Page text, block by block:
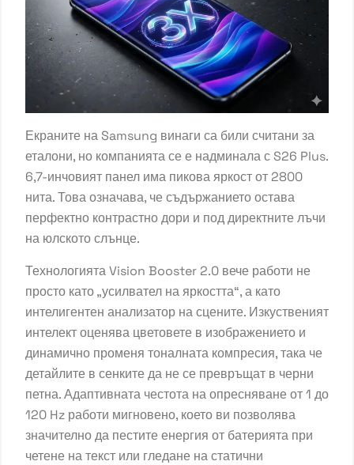
Екраните на Samsung винаги са били считани за
еталони, но компанията се е надминала с S26 Plus.
6,7-инчовият панел има пикова яркост от 2800
нита. Това означава, че съдържанието остава
перфектно контрастно дори и под директните лъчи
на юлското слънце.
Технологията Vision Booster 2.0 вече работи не
просто като „усилвател на яркостта“, а като
интелигентен анализатор на сцените. Изкуственият
интелект оценява цветовете в изображението и
динамично променя тоналната компресия, така че
детайлите в сенките да не се превръщат в черни
петна. Адаптивната честота на опресняване от 1 до
120 Hz работи мигновено, което ви позволява
значително да пестите енергия от батерията при
четене на текст или гледане на статични